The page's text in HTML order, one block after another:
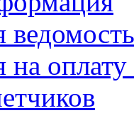
ведомость
на